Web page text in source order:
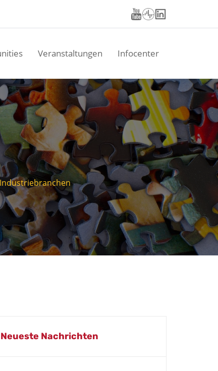
Veranstaltungen Infocenter
Neueste Nachrichten